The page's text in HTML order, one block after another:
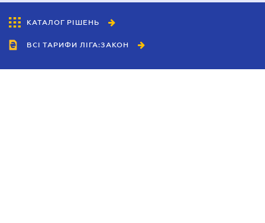
КАТАЛОГ РІШЕНЬ
ВСІ ТАРИФИ ЛІГА:ЗАКОН